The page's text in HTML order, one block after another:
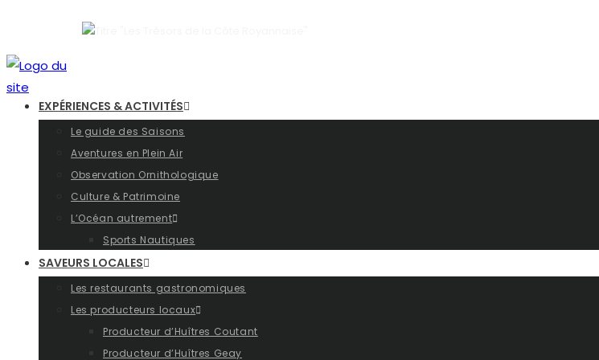
EXPÉRIENCES & ACTIVITÉS
Le guide des Saisons
Aventures en Plein Air
Observation Ornithologique
Culture & Patrimoine
L’Océan autrement
Sports Nautiques
SAVEURS LOCALES
Les restaurants gastronomiques
Les producteurs locaux
Producteur d’Huîtres Coutant
Producteur d’Huîtres Geay